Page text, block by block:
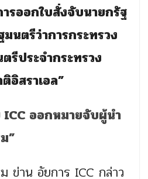
รออกใบสั่งจับนายกรัฐ
นตรีว่าการกระทรวง
รีประจำกระทรวง
อิสราเอล”
ข่าน อัยการ ICC กล่าว